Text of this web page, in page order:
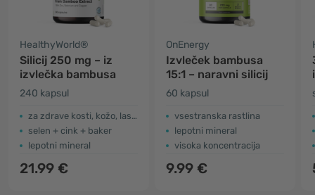
HealthyWorld®
Silicij 250 mg – iz
izvlečka bambusa
240 kapsul
za zdrave kosti, kožo, lase in nohte
selen + cink + baker
lepotni mineral
21.99 €
OnEnergy
Izvleček bambusa
15:1 – naravni silicij
60 kapsul
vsestranska rastlina
lepotni mineral
visoka koncentracija
9.99 €